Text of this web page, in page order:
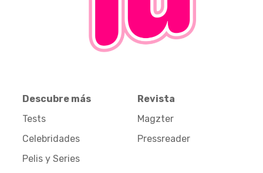
Descubre más
Tests
Celebridades
Pelis y Series
Revista
Magzter
Pressreader